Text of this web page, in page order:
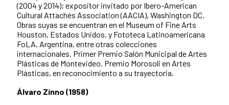
(2004 y 2014); expositor invitado por Ibero-American
Cultural Attachés Association (AACIA), Washington DC.
Obras suyas se encuentran en el Museum of Fine Arts
Houston, Estados Unidos, y Fototeca Latinoamericana
FoLA, Argentina, entre otras colecciones
internacionales. Primer Premio Salón Municipal de Artes
Plásticas de Montevideo. Premio Morosoli en Artes
Plásticas, en reconocimiento a su trayectoria.
Álvaro Zinno (1958)